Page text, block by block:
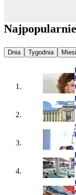
Najpopularniejsze
Dnia Tygodnia